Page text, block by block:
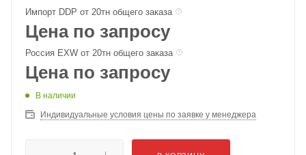
Импорт DDP от 20тн общего заказа
Цена по запросу
Россия EXW от 20тн общего заказа
Цена по запросу
В наличии
Индивидуальные условия цены по заявке у менеджера